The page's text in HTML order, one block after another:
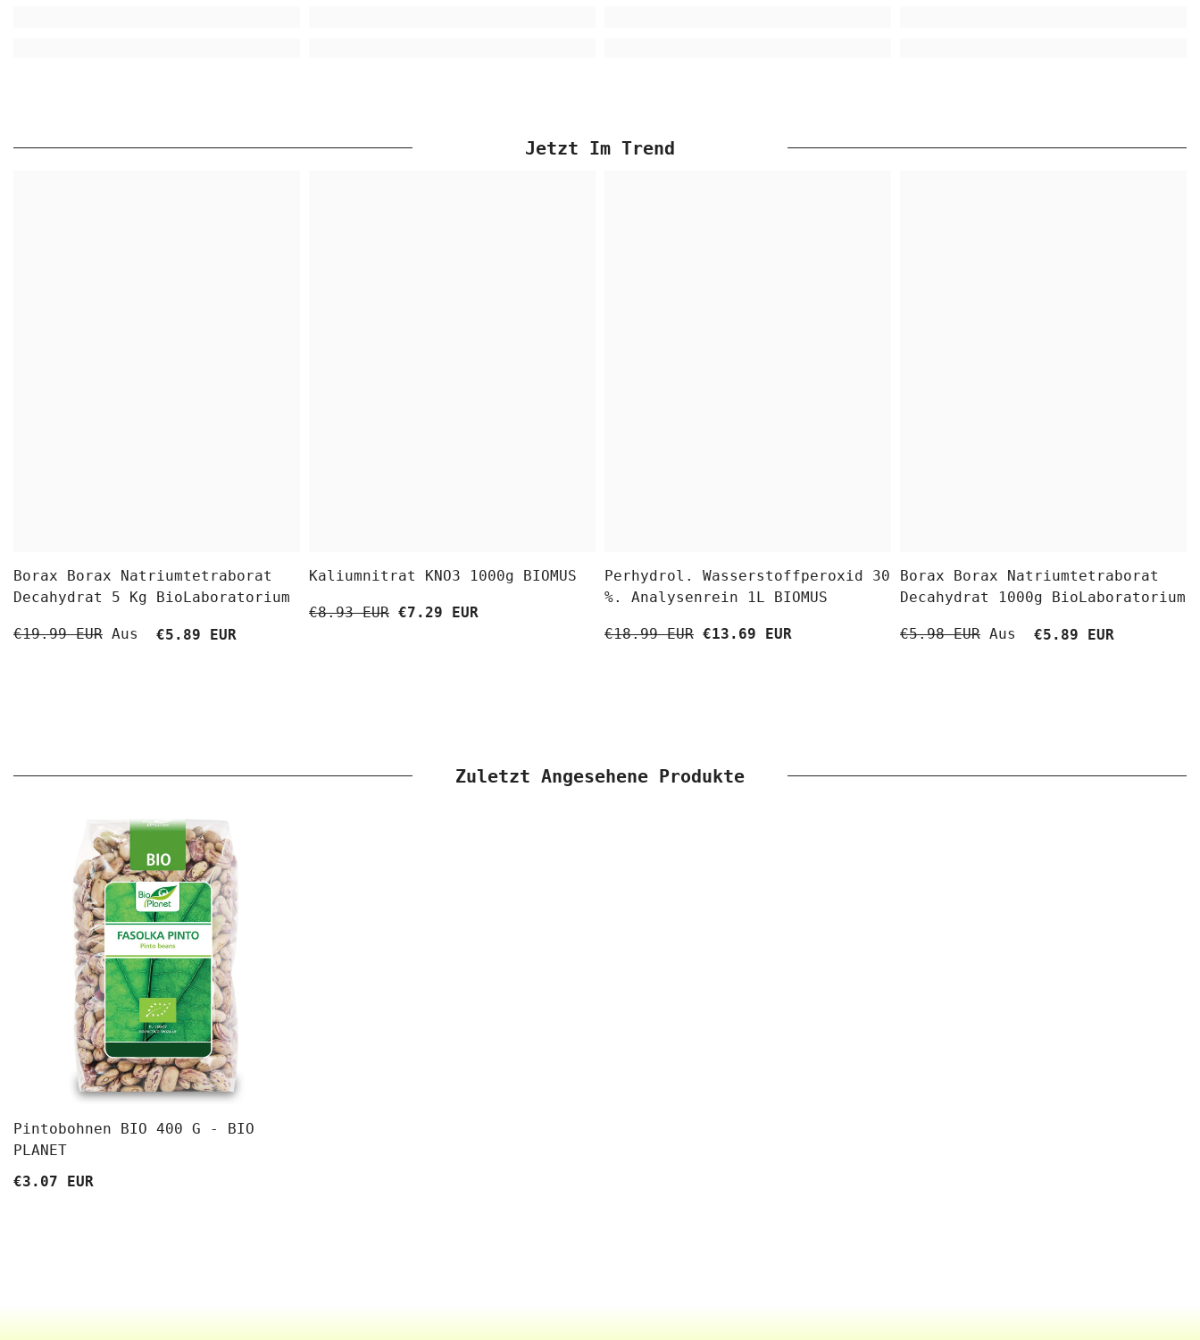
Jetzt Im Trend
Borax Borax Natriumtetraborat
Decahydrat 5 Kg BioLaboratorium
€19.99 EUR Aus €5.89 EUR
Kaliumnitrat KNO3 1000g BIOMUS
€8.93 EUR €7.29 EUR
Perhydrol. Wasserstoffperoxid 30
%. Analysenrein 1L BIOMUS
€18.99 EUR €13.69 EUR
Borax Borax Natriumtetraborat
Decahydrat 1000g BioLaboratorium
€5.98 EUR Aus €5.89 EUR
Zuletzt Angesehene Produkte
Pintobohnen BIO 400 G - BIO
PLANET
€3.07 EUR